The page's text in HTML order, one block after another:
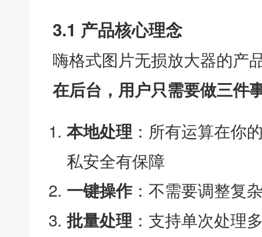
3.1 产品核心理念
嗨格式图片无损放大器的产
在后台，用户只需要做三
本地处理 ：所有运算在你
私安全有保障
一键操作：不需要调整复
批量处理 ：支持单次处理